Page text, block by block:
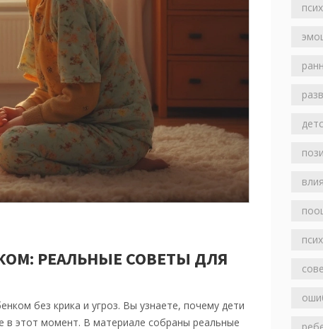
РЕАЛЬНЫЕ СОВЕТЫ ДЛЯ
без крика и угроз. Вы узнаете, почему дети
в этот момент. В материале собраны реальные